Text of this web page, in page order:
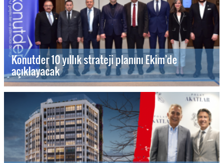
Konutder 10 yıllık strateji planını Ekim’de
açıklayacak